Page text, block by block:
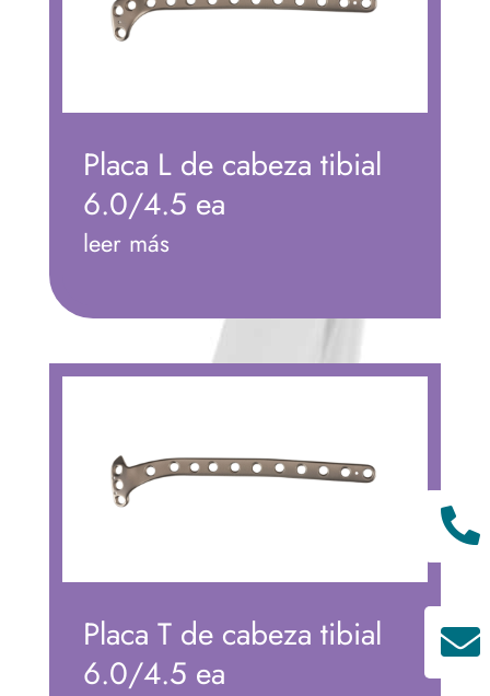
Placa L de cabeza tibial
6.0/4.5 ea
leer más
Placa T de cabeza tibial
6.0/4.5 ea

